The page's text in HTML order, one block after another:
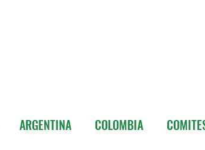
ARGENTINA COLOMBIA